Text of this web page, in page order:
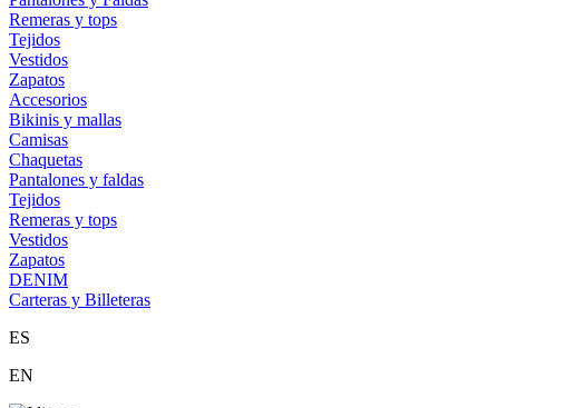
Remeras y tops
Tejidos
Vestidos
Zapatos
Accesorios
Bikinis y mallas
Camisas
Chaquetas
Pantalones y faldas
Tejidos
Remeras y tops
Vestidos
Zapatos
DENIM
Carteras y Billeteras
ES
EN